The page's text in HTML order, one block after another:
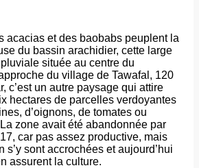
acacias et des baobabs peuplent la
du bassin arachidier, cette large
située au centre du
du village de Tawafal, 120
c’est un autre paysage qui attire
hectares de parcelles verdoyantes
d’oignons, de tomates ou
zone avait été abandonnée par
car pas assez productive, mais
s’y sont accrochées et aujourd’hui
assurent la culture.